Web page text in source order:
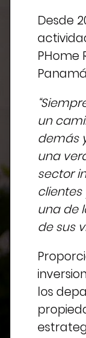
Desde
PHome
un
demás
una
sector
una de
de sus
los